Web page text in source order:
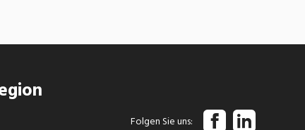
Folgen Sie uns